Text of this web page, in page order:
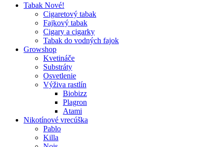
Tabak Nové!
Cigaretový tabak
Fajkový tabak
Cigary a cigarky
Tabak do vodných fajok
Growshop
Kvetináče
Substráty
Osvetlenie
Výživa rastlín
Biobizz
Plagron
Atami
Nikotínové vrecúška
Pablo
Killa